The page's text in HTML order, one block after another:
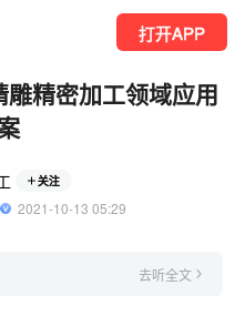
打开APP
精密加工领域应用
关注
  2021-10-13 05:29
去听全文